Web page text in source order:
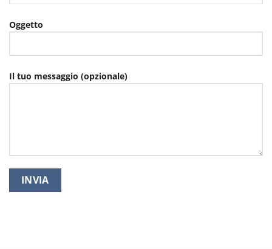
Oggetto
Il tuo messaggio (opzionale)